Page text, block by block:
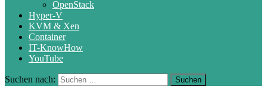
OpenStack
Hyper-V
KVM & Xen
Container
IT-KnowHow
YouTube
Suchen nach: